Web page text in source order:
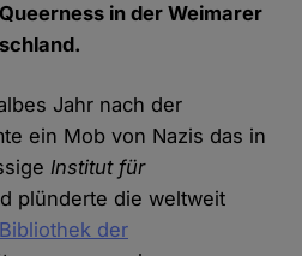
in der Weimarer
Jahr nach der
ein Mob von Nazis das in
Institut für
plünderte die weltweit
Bibliothek der